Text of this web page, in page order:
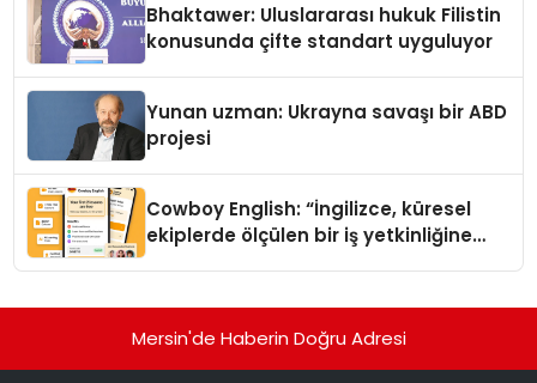
Bhaktawer: Uluslararası hukuk Filistin
konusunda çifte standart uyguluyor
Yunan uzman: Ukrayna savaşı bir ABD
projesi
Cowboy English: “İngilizce, küresel
ekiplerde ölçülen bir iş yetkinliğine
Mersin'de Haberin Doğru Adresi